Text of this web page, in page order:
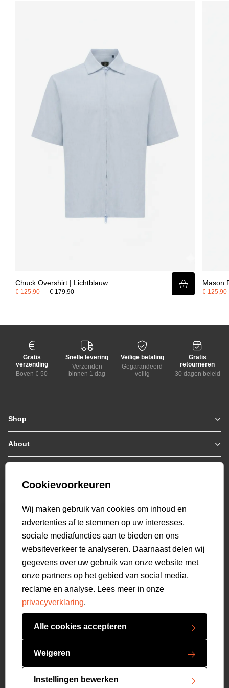
Chuck Overshirt | Lichtblauw
€ 125,90 € 179,90
Mason
€ 125,90
Een tijdloos T-shirt met een verzorgde look en een comfortabele fit.
Ideaal als basisstuk of om gelaagd te dragen.
De katoenmix met elastaan zorgt voor een soepele feel en behoudt zijn
vorm, ook na veelvuldig dragen. De fijne afwerking en moderne snit
onderstrepen de premium kwaliteit waar Genti om bekendstaat.
Gratis
verzending
Boven € 50
Snelle levering
Verzonden
binnen 1 dag
Veilige betaling
Gegarandeerd
veilig
Gratis
retourneren
30 dagen beleid
Shop
Zomerjassen
Jassen / Coats
Colberts
Hoodies
Polo's
T-shirts
Overshirts
Overhemden
Sweatpants
Broeken
Short sweatpants
Shorts
Schoenen
Swimwear
Accessoires
About
Who we are
Genti X PSV
Bestellen & Betalen
Retourneren
Veelgestelde vragen
Mijn Account
beoordelingen
Privacy verklaring
Cookies resetten
Cookievoorkeuren
Wij maken gebruik van cookies om inhoud en
advertenties af te stemmen op uw interesses,
sociale mediafuncties aan te bieden en ons
websiteverkeer te analyseren. Daarnaast delen wij
gegevens over uw gebruik van onze website met
onze partners op het gebied van social media,
reclame en analyse. Lees meer in onze
privacyverklaring.
Alle cookies accepteren
Weigeren
Instellingen bewerken